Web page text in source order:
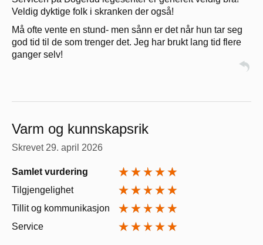
Veldig dyktige folk i skranken der også!
Må ofte vente en stund- men sånn er det når hun tar seg
god tid til de som trenger det. Jeg har brukt lang tid flere
ganger selv!
Varm og kunnskapsrik
Skrevet 29. april 2026
Samlet vurdering
Tilgjengelighet
Tillit og kommunikasjon
Service